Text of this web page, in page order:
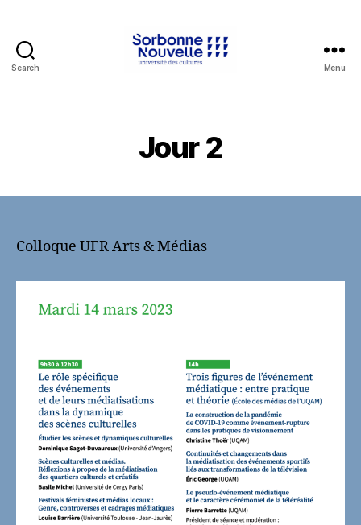
Search Menu
Jour 2
Colloque UFR Arts & Médias